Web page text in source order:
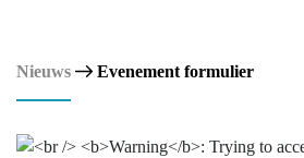
Nieuws Evenement formulier